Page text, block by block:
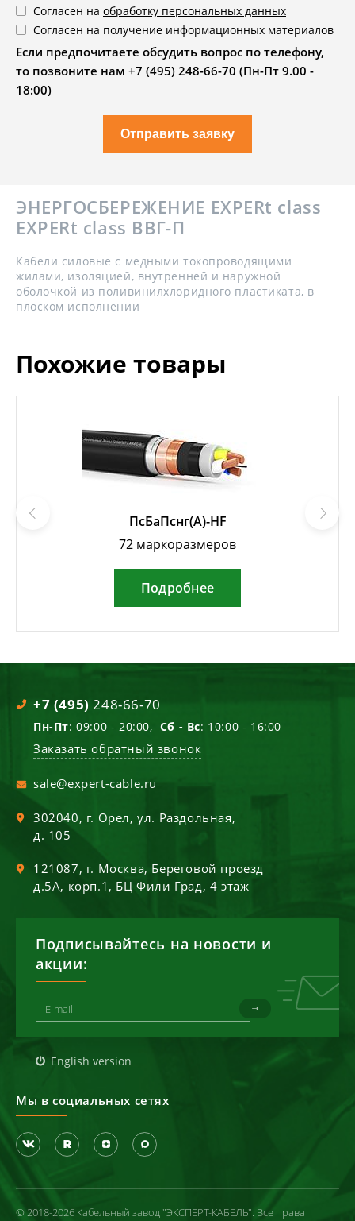
Согласен на обработку персональных данных
Согласен на получение информационных материалов
Если предпочитаете обсудить вопрос по телефону,
то позвоните нам +7 (495) 248-66-70 (Пн-Пт 9.00 -
18:00)
Отправить заявку
ЭНЕРГОСБЕРЕЖЕНИЕ EXPERt class
EXPERt class ВВГ-П
Кабели силовые с медными токопроводящими
жилами, изоляцией, внутренней и наружной
оболочкой из поливинилхлоридного пластиката, в
плоском исполнении
Похожие товары
ПсБаПснг(А)-HF
72 маркоразмеров
Подробнее
+7 (495) 248-66-70
Пн-Пт: 09:00 - 20:00, Сб - Вс: 10:00 - 16:00
Заказать обратный звонок
sale@expert-cable.ru
302040, г. Орел,ул. Раздольная,
д. 105
121087, г. Москва, Береговой проезд
д.5А, корп.1, БЦ Фили Град, 4 этаж
Подписывайтесь на новости и
акции:
English version
Мы в социальных сетях
© 2018-2026 Кабельный завод "ЭКСПЕРТ-КАБЕЛЬ". Все права